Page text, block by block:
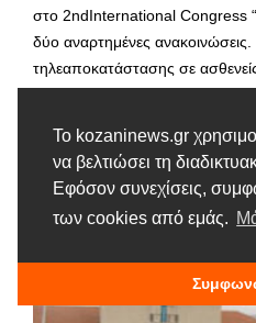
Το kozaninews.gr
να βελτιώσει τη
Εφόσον συνεχίσεις,
των cookies από εμάς.
στο 2ndInternational Congress
δύο αναρτημένες
τηλεαποκατάστασης σε
πανδημίας Covid-19”. 2)
ηλεκτροκαρδιογραφικών
προαθλητικό έλεγχο νεαρών
ποδοσφαιριστών στην …